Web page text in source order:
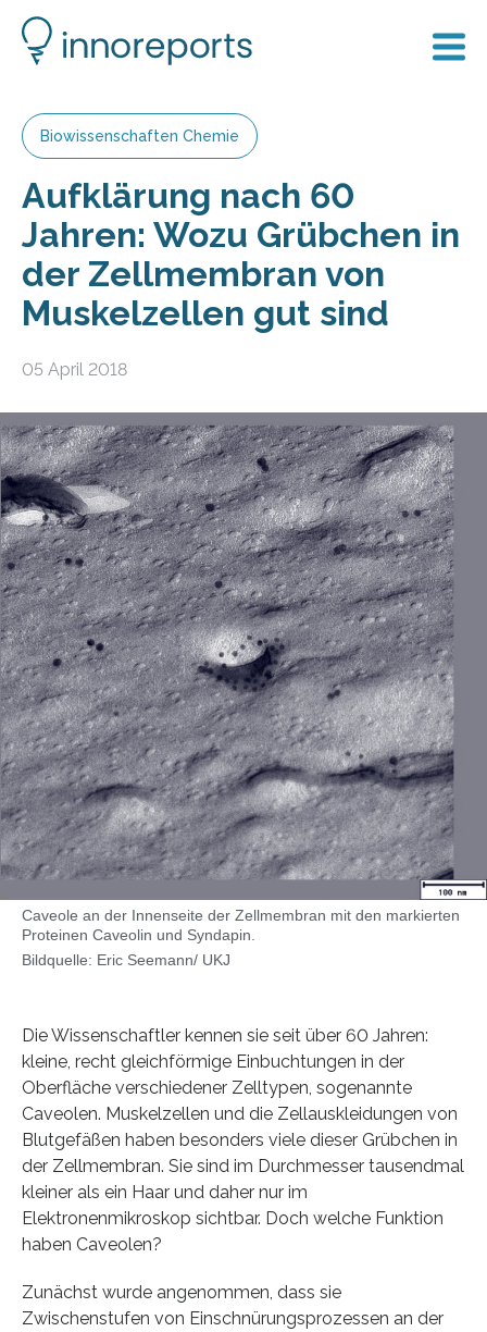
Biowissenschaften Chemie
Aufklärung nach 60
Jahren: Wozu Grübchen in
der Zellmembran von
Muskelzellen gut sind
05 April 2018
Caveole an der Innenseite der Zellmembran mit den markierten
Proteinen Caveolin und Syndapin.
Bildquelle: Eric Seemann/ UKJ
Die Wissenschaftler kennen sie seit über 60 Jahren:
kleine, recht gleichförmige Einbuchtungen in der
Oberfläche verschiedener Zelltypen, sogenannte
Caveolen. Muskelzellen und die Zellauskleidungen von
Blutgefäßen haben besonders viele dieser Grübchen in
der Zellmembran. Sie sind im Durchmesser tausendmal
kleiner als ein Haar und daher nur im
Elektronenmikroskop sichtbar. Doch welche Funktion
haben Caveolen?
Zunächst wurde angenommen, dass sie
Zwischenstufen von Einschnürungsprozessen an der